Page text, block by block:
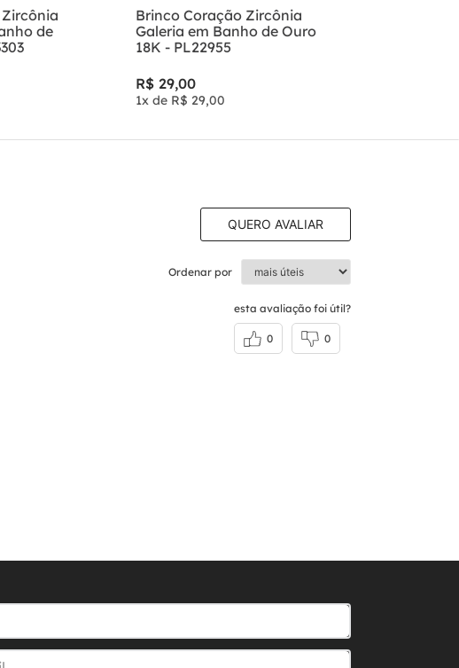
de
Brinco Coração Zircônia
Galeria em Banho de Ouro
18K - PL22955
R$ 29,00
1x de R$ 29,00
QUERO AVALIAR
Ordenar por
esta avaliação foi útil?
0 0